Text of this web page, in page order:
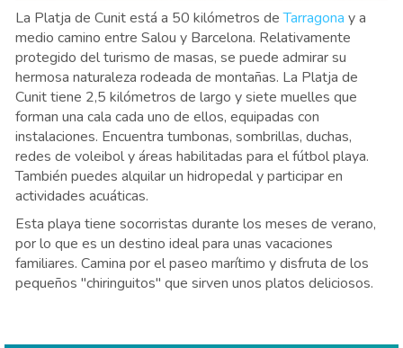
La Platja de Cunit está a 50 kilómetros deTarragona y a
medio camino entre Salou y Barcelona. Relativamente
protegido del turismo de masas, se puede admirar su
hermosa naturaleza rodeada de montañas. La Platja de
Cunit tiene 2,5 kilómetros de largo y siete muelles que
forman una cala cada uno de ellos, equipadas con
instalaciones. Encuentra tumbonas, sombrillas, duchas,
redes de voleibol y áreas habilitadas para el fútbol playa.
También puedes alquilar un hidropedal y participar en
actividades acuáticas.
Esta playa tiene socorristas durante los meses de verano,
por lo que es un destino ideal para unas vacaciones
familiares. Camina por el paseo marítimo y disfruta de los
pequeños "chiringuitos" que sirven unos platos deliciosos.